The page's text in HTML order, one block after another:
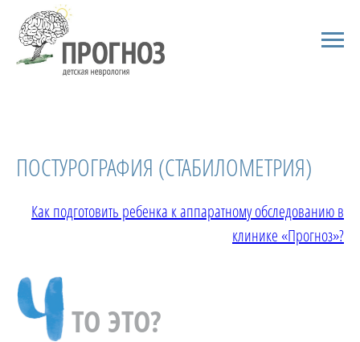
ПОСТУРОГРАФИЯ (СТАБИЛОМЕТРИЯ)
Как подготовить ребенка к аппаратному обследованию в
клинике «Прогноз»?
ТО ЭТО?